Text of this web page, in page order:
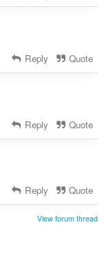
Reply Quote
Reply Quote
Reply Quote
View forum thread